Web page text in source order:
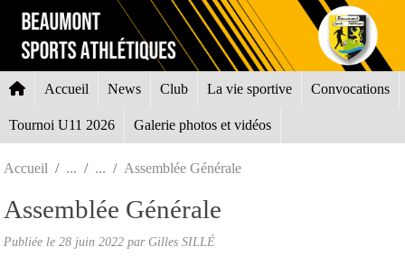
Accueil News Club La vie sportive Convocations
Tournoi U11 2026 Galerie photos et vidéos
Accueil Assemblée Générale
Assemblée Générale
Publiée le 28 juin 2022 par Gilles SILLÉ
Panneau de gestion des cookies